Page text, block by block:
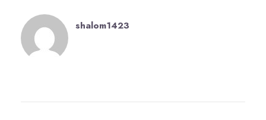
shalom1423